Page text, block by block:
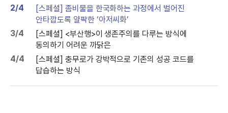
2/4
[스페셜] 좀비물을 한국화하는 과정에서 벌어진
안타깝도록 얄팍한 ‘아저씨화’
3/4
[스페셜] <부산행>이 생존주의를 다루는 방식에
동의하기 어려운 까닭은
4/4
[스페셜] 충무로가 강박적으로 기존의 성공 코드를
답습하는 방식